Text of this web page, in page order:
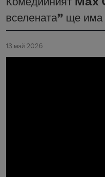
Комедийният Max
вселената” ще
13 май 2026